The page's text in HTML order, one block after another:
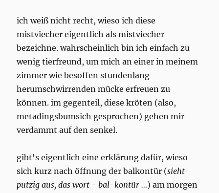
ich weiß nicht recht, wieso ich diese
mistviecher eigentlich als mistviecher
bezeichne. wahrscheinlich bin ich einfach zu
wenig tierfreund, um mich an einer in meinem
zimmer wie besoffen stundenlang
herumschwirrenden mücke erfreuen zu
können. im gegenteil, diese kröten (also,
metadingsbumsich gesprochen) gehen mir
verdammt auf den senkel.
gibt's eigentlich eine erklärung dafür, wieso
sich kurz nach öffnung der balkontür (sieht
putzig aus, das wort - bal-kontür …) am morgen